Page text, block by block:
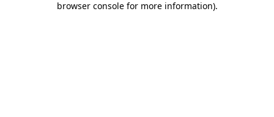
browser console for more information).